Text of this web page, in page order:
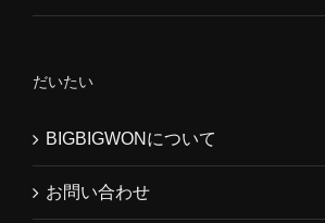
だいたい
BIGBIGWONについて
お問い合わせ